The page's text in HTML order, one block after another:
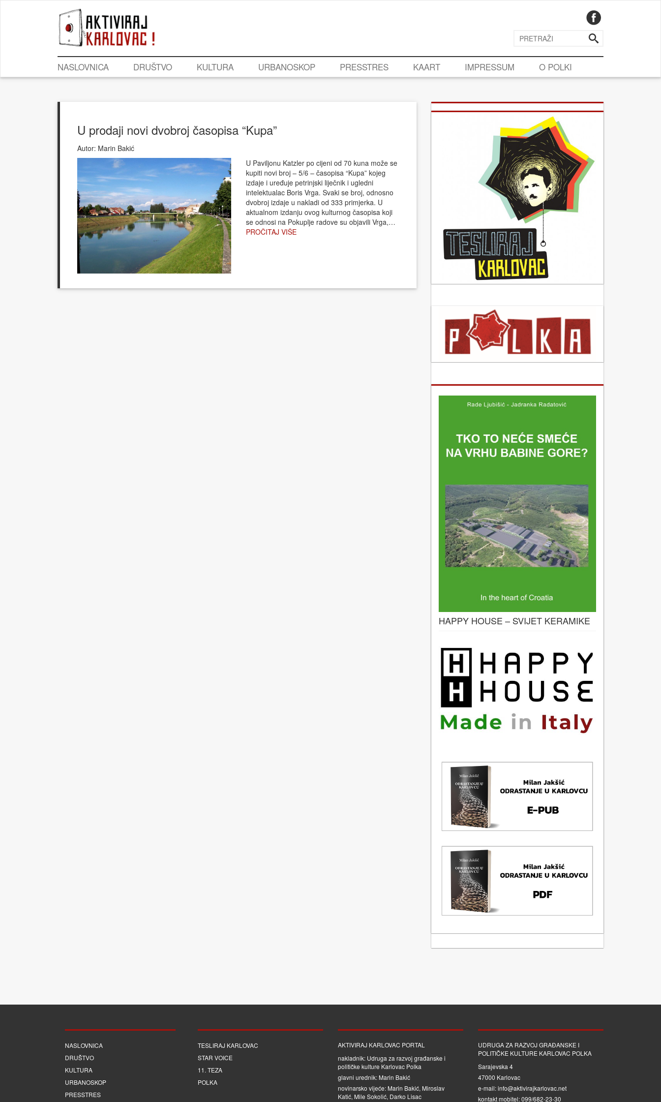
NASLOVNICA DRUŠTVO KULTURA URBANOSKOP PRESSTRES KAART IMPRESSUM O POLKI
U prodaji novi dvobroj časopisa “Kupa”
Autor: Marin Bakić
U Paviljonu Katzler po cijeni od 70 kuna može se
kupiti novi broj – 5/6 – časopisa “Kupa” kojeg
izdaje i uređuje petrinjski liječnik i ugledni
intelektualac Boris Vrga. Svaki se broj, odnosno
dvobroj izdaje u nakladi od 333 primjerka. U
aktualnom izdanju ovog kulturnog časopisa koji
se odnosi na Pokuplje radove su objavili Vrga,…
PROČITAJ VIŠE
HAPPY HOUSE – SVIJET KERAMIKE
NASLOVNICA
DRUŠTVO
KULTURA
URBANOSKOP
PRESSTRES
TESLIRAJ KARLOVAC
STAR VOICE
11. TEZA
POLKA
AKTIVIRAJ KARLOVAC PORTAL
nakladnik: Udruga za razvoj građanske i
političke kulture Karlovac Polka
glavni urednik: Marin Bakić
novinarsko vijeće: Marin Bakić, Miroslav
Katić, Mile Sokolić, Darko Lisac
UDRUGA ZA RAZVOJ GRAĐANSKE I
POLITIČKE KULTURE KARLOVAC POLKA
Sarajevska 4
47000 Karlovac
e-mail: info@aktivirajkarlovac.net
kontakt mobitel: 099/682-23-30